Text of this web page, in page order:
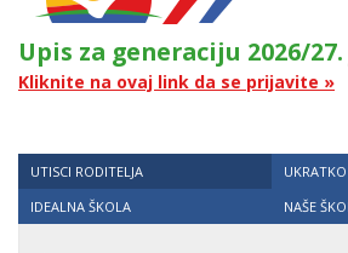
Upis za generaciju 2026/
Kliknite na ovaj link da se prijavite »
UTISCI RODITELJA
IDEALNA ŠKOLA
NAŠE